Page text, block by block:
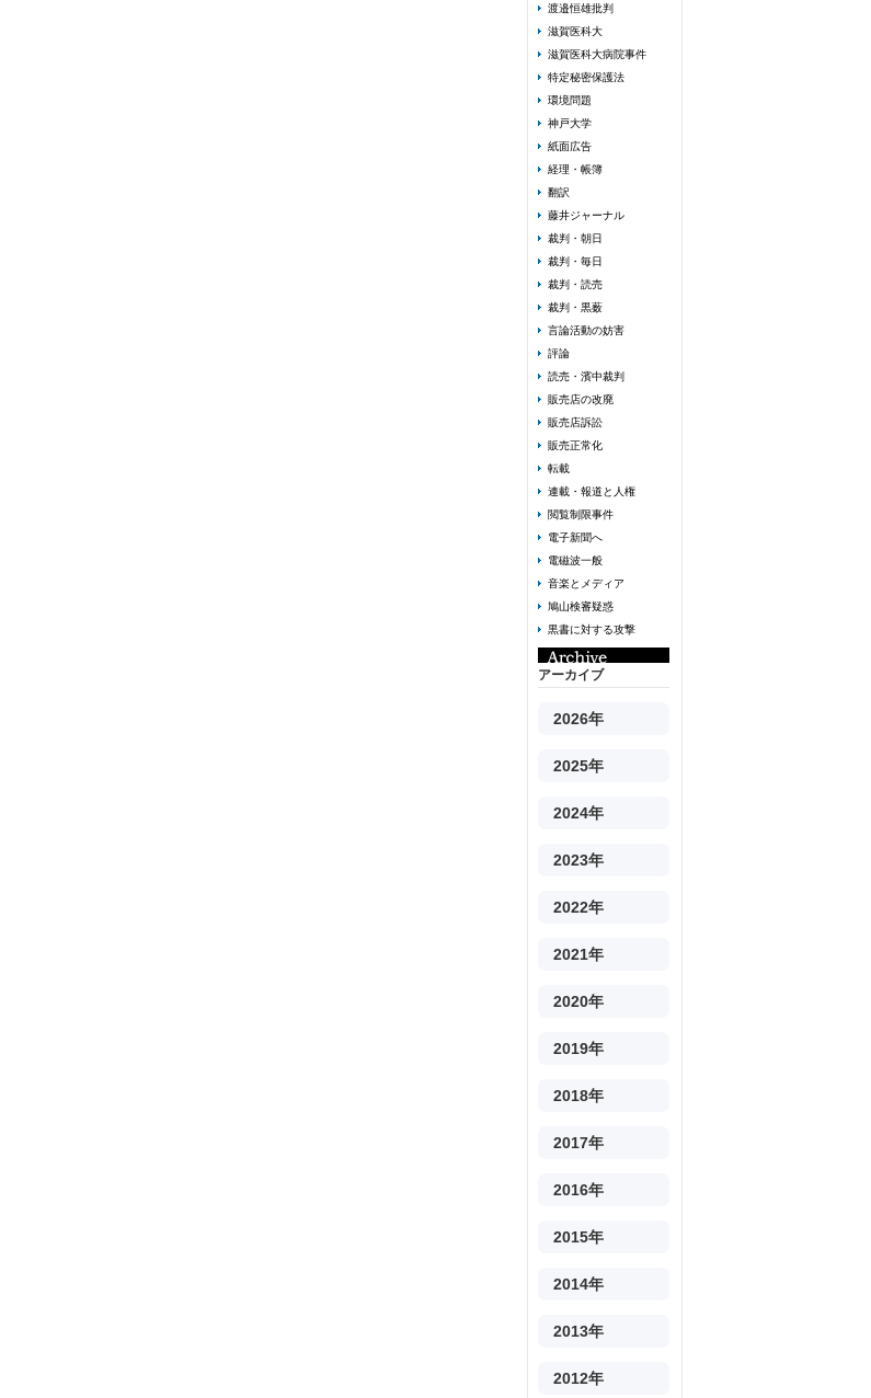
渡邉恒雄批判
滋賀医科大
滋賀医科大病院事件
特定秘密保護法
環境問題
神戸大学
紙面広告
経理・帳簿
翻訳
藤井ジャーナル
裁判・朝日
裁判・毎日
裁判・読売
裁判・黒薮
言論活動の妨害
評論
読売・濱中裁判
販売店の改廃
販売店訴訟
販売正常化
転載
連載・報道と人権
閲覧制限事件
電子新聞へ
電磁波一般
音楽とメディア
鳩山検審疑惑
黒書に対する攻撃
アーカイブ
2026年
2025年
2024年
2023年
2022年
2021年
2020年
2019年
2018年
2017年
2016年
2015年
2014年
2013年
2012年